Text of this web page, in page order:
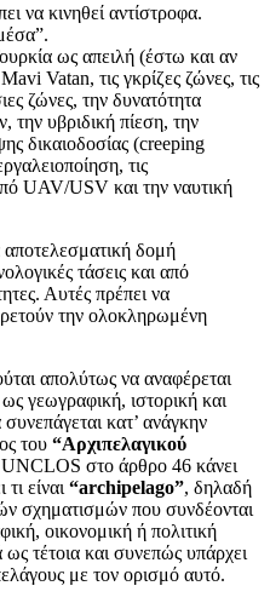
να κινηθεί αντίστροφα.
ως απειλή (έστω και αν
Vatan, τις γκρίζες ζώνες, τις
ζώνες, την δυνατότητα
την υβριδική πίεση, την
δικαιοδοσίας (creeping
τις
UAV/USV και την ναυτική
αποτελεσματική δομή
τάσεις και από
Αυτές πρέπει να
την ολοκληρωμένη
απολύτως να αναφέρεται
ως γεωγραφική, ιστορική και
κατ’ ανάγκην
του “Αρχιπελαγικού
στο άρθρο 46 κάνει
είναι “archipelago”, δηλαδή
σχηματισμών που συνδέονται
οικονομική ή πολιτική
τέτοια και συνεπώς υπάρχει
με τον ορισμό αυτό.